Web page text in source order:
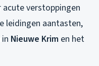
verstoppingen
leidingen aantasten,
Nieuwe Krim en het